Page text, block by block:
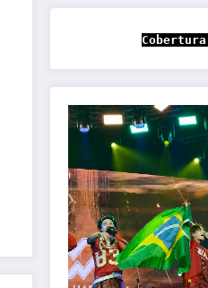
carisma
Cobertura